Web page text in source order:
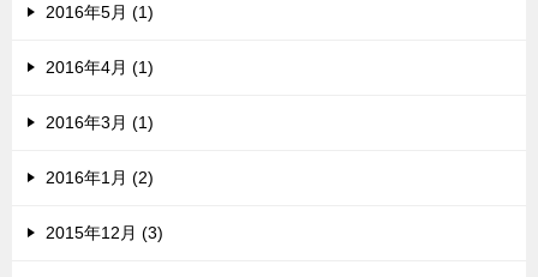
2016年5月 (1)
2016年4月 (1)
2016年3月 (1)
2016年1月 (2)
2015年12月 (3)